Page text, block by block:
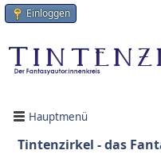
Einloggen
Hauptmenü
Tintenzirkel - das